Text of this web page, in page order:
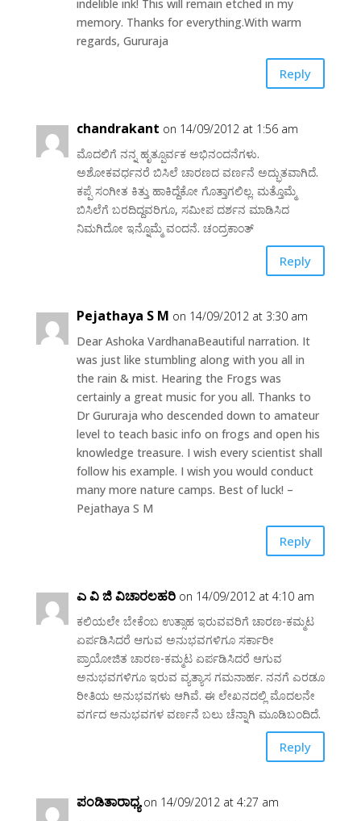
indelible ink! This will remain etched in my
memory. Thanks for everything.With warm
regards, Gururaja
Reply
chandrakant on 14/09/2012 at 1:56 am
ಮೊದಲಿಗೆ ನನ್ನ ಹೃತ್ಪೂರ್ವಕ ಅಭಿನಂದನೆಗಳು.
ಅಶೋಕವರ್ಧನರೆ ಬಿಸಿಲೆ ಚಾರಣದ ವರ್ಣನೆ ಅದ್ಭುತವಾಗಿದೆ.
ಕಪ್ಪೆ ಸಂಗೀತ ಕಿತ್ತು ಹಾಕಿದ್ದೆಕೋ ಗೊತ್ತಾಗಲಿಲ್ಲ. ಮತ್ತೊಮ್ಮೆ
ಬಿಸಿಲೆಗೆ ಬರದಿದ್ದವರಿಗೂ, ಸಮೀಪ ದರ್ಶನ ಮಾಡಿಸಿದ
ನಿಮಗಿದೋ ಇನ್ನೊಮ್ಮೆ ವಂದನೆ. ಚಂದ್ರಕಾಂತ್
Reply
Pejathaya S M on 14/09/2012 at 3:30 am
Dear Ashoka VardhanaBeautiful narration. It
was just like stumbling along with you all in
the rain & mist. Hearing the Frogs was
certainly a great music for you all. Thanks to
Dr Gururaja who descended down to amateur
level to teach basic info on frogs and open his
knowledge treasure. I wish every scientist shall
follow his example. I wish you would conduct
many more nature camps. Best of luck! –
Pejathaya S M
Reply
ಎ ವಿ ಜಿ ವಿಚಾರಲಹರಿ on 14/09/2012 at 4:10 am
ಕಲಿಯಲೇ ಬೇಕೆಂಬ ಉತ್ಸಾಹ ಇರುವವರಿಗೆ ಚಾರಣ-ಕಮ್ಮಟ
ಏರ್ಪಡಿಸಿದರೆ ಆಗುವ ಅನುಭವಗಳಿಗೂ ಸರ್ಕಾರೀ
ಪ್ರಾಯೋಜಿತ ಚಾರಣ-ಕಮ್ಮಟ ಏರ್ಪಡಿಸಿದರೆ ಆಗುವ
ಅನುಭವಗಳಿಗೂ ಇರುವ ವ್ಯತ್ಯಾಸ ಗಮನಾರ್ಹ. ನನಗೆ ಎರಡೂ
ರೀತಿಯ ಅನುಭವಗಳು ಆಗಿವೆ. ಈ ಲೇಖನದಲ್ಲಿ ಮೊದಲನೇ
ವರ್ಗದ ಅನುಭವಗಳ ವರ್ಣನೆ ಬಲು ಚೆನ್ನಾಗಿ ಮೂಡಿಬಂದಿದೆ.
Reply
ಪಂಡಿತಾರಾಧ್ಯ on 14/09/2012 at 4:27 am